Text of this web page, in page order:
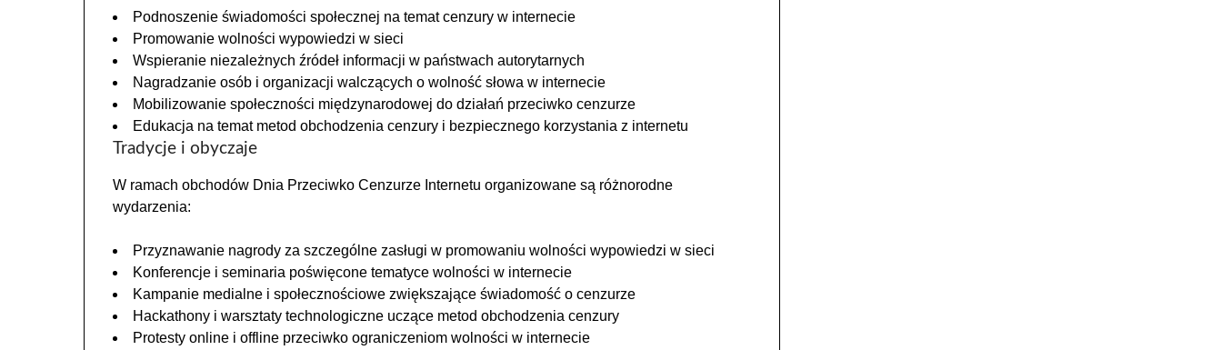
Podnoszenie świadomości społecznej na temat cenzury w internecie
Promowanie wolności wypowiedzi w sieci
Wspieranie niezależnych źródeł informacji w państwach autorytarnych
Nagradzanie osób i organizacji walczących o wolność słowa w internecie
Mobilizowanie społeczności międzynarodowej do działań przeciwko cenzurze
Edukacja na temat metod obchodzenia cenzury i bezpiecznego korzystania z internetu
Tradycje i obyczaje
W ramach obchodów Dnia Przeciwko Cenzurze Internetu organizowane są różnorodne
wydarzenia:
Przyznawanie nagrody za szczególne zasługi w promowaniu wolności wypowiedzi w sieci
Konferencje i seminaria poświęcone tematyce wolności w internecie
Kampanie medialne i społecznościowe zwiększające świadomość o cenzurze
Hackathony i warsztaty technologiczne uczące metod obchodzenia cenzury
Protesty online i offline przeciwko ograniczeniom wolności w internecie